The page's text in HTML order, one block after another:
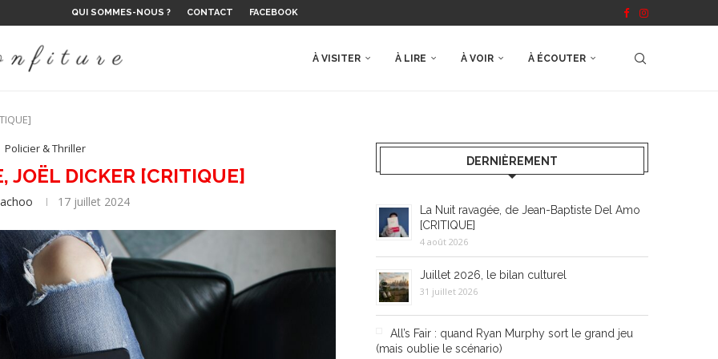
QUI SOMMES-NOUS ? CONTACT FACEBOOK
À VISITER À LIRE À VOIR À ÉCOUTER
Policier & Thriller
JOËL DICKER [CRITIQUE]
17 juillet 2024
DERNIÈREMENT
La Nuit ravagée, de Jean-Baptiste Del Amo
[CRITIQUE]
4 août 2026
Juillet 2026, le bilan culturel
31 juillet 2026
All’s Fair : quand Ryan Murphy sort le grand jeu
(mais oublie le scénario)